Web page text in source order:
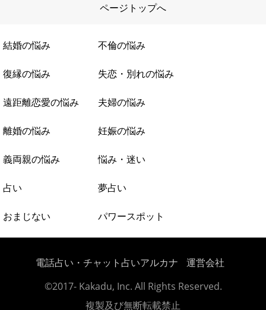
ページトップへ
結婚の悩み 不倫の悩み
復縁の悩み 失恋・別れの悩み
遠距離恋愛の悩み 夫婦の悩み
離婚の悩み 妊娠の悩み
義両親の悩み 悩み・迷い
占い 夢占い
おまじない パワースポット
電話占い・チャット占いアルカナ
運営会社
©2017- Kakadu, Inc. All Rights Reserved.
複製及び無断転載禁止